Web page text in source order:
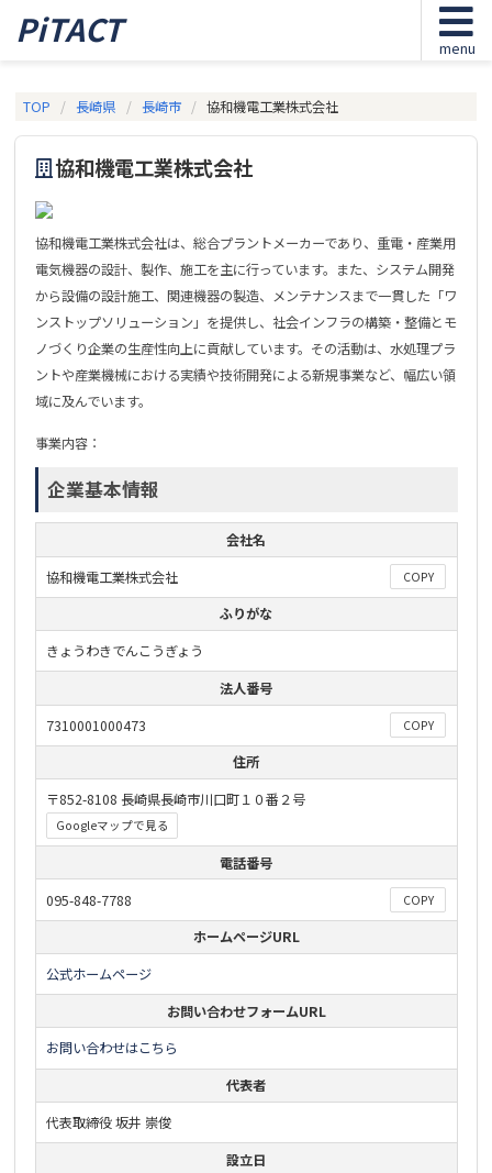
PiTACT menu
TOP 長崎県 長崎市 協和機電工業株式会社
協和機電工業株式会社
協和機電工業株式会社は、総合プラントメーカーであり、重電・産業用
電気機器の設計、製作、施工を主に行っています。また、システム開発
から設備の設計施工、関連機器の製造、メンテナンスまで一貫した「ワ
ンストップソリューション」を提供し、社会インフラの構築・整備とモ
ノづくり企業の生産性向上に貢献しています。その活動は、水処理プラ
ントや産業機械における実績や技術開発による新規事業など、幅広い領
域に及んでいます。
事業内容：
企業基本情報
会社名
協和機電工業株式会社
COPY
ふりがな
きょうわきでんこうぎょう
法人番号
7310001000473
COPY
住所
〒852-8108 長崎県長崎市川口町１０番２号
Googleマップで見る
電話番号
095-848-7788
COPY
ホームページURL
公式ホームページ
お問い合わせフォームURL
お問い合わせはこちら
代表者
代表取締役 坂井 崇俊
設立日